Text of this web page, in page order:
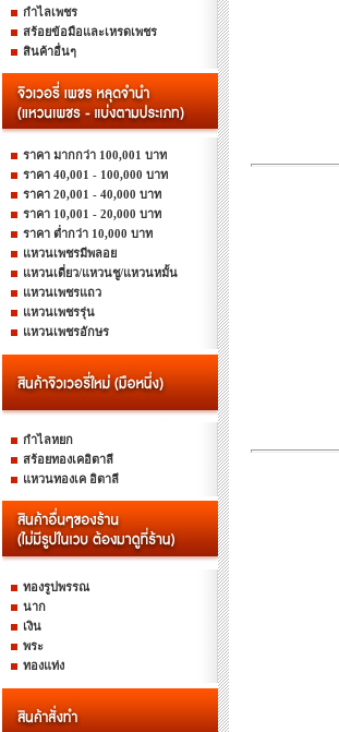
กำไลเพชร
สร้อยข้อมือและเหรดเพชร
สินค้าอื่นๆ
ราคา มากกว่า 100,001 บาท
ราคา 40,001 - 100,000 บาท
ราคา 20,001 - 40,000 บาท
ราคา 10,001 - 20,000 บาท
ราคา ต่ำกว่า 10,000 บาท
แหวนเพชรมีพลอย
แหวนเดี่ยว/แหวนชู/แหวนหมั้น
แหวนเพชรแถว
แหวนเพชรรุ่น
แหวนเพชรอักษร
กำไลหยก
สร้อยทองเคอิตาลี
แหวนทองเค อิตาลี
ทองรูปพรรณ
นาก
เงิน
พระ
ทองแท่ง